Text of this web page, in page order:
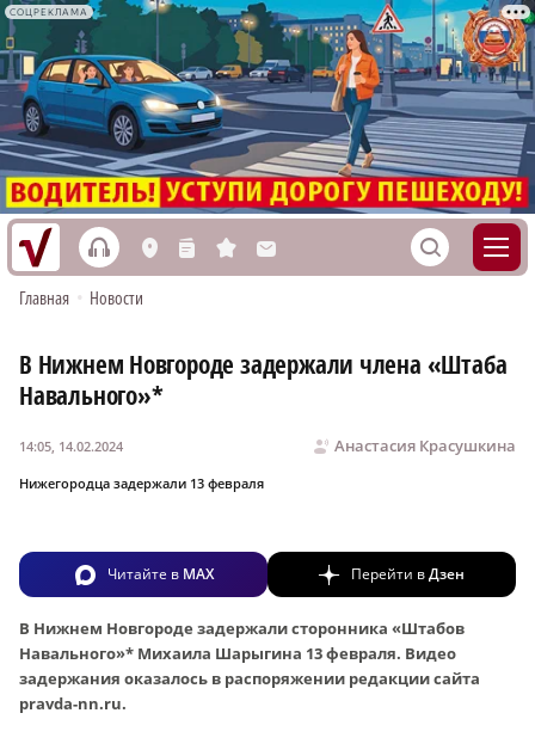
СОЦРЕКЛАМА
h L n s M S
Главная • Новости
В Нижнем Новгороде задержали члена «Штаба
Навального»*
Анастасия Красушкина
14:05, 14.02.2024
Нижегородца задержали 13 февраля
Читайте в MAX Перейти вДзен
В Нижнем Новгороде задержали сторонника «Штабов
Навального»* Михаила Шарыгина 13 февраля. Видео
задержания оказалось в распоряжении редакции сайта
pravda-nn.ru.